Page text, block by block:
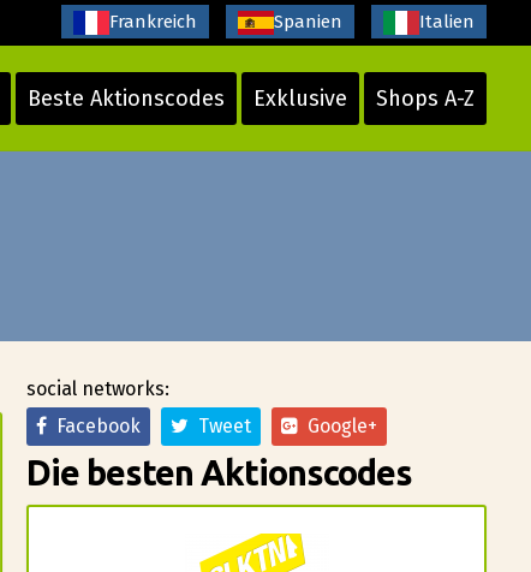
Beste Aktionscodes Exklusive Shops A-Z
Frankreich Spanien Italien
social networks:
Facebook
Tweet Google+
Die besten Aktionscodes